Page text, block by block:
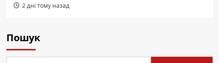
2 дні тому назад
Пошук